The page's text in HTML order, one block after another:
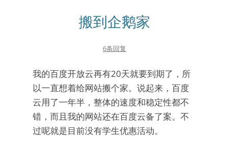
搬到企鹅家
6条回复
我的百度开放云再有20天就要到期了，所
以一直想着给网站搬个家。说起来，百度
云用了一年半，整体的速度和稳定性都不
错，而且我的网站还在百度云备了案。不
过呢就是目前没有学生优惠活动。